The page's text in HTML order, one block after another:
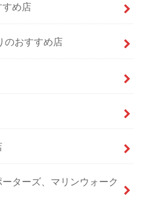
め店
のおすすめ店
ターズ、マリンウォーク